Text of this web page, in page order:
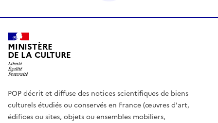
MINISTÈRE
DE LA CULTURE
POP décrit et diffuse des notices scientifiques de biens
culturels étudiés ou conservés en France (œuvres d'art,
édifices ou sites, objets ou ensembles mobiliers,